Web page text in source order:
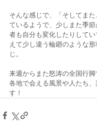
そんな感じで、「そしてま
ているようで、少しまた季
者も自分も変化したりして
えて少し違う輪廻のような
じ。
来週からまた怒涛の全国行脚
各地で会える風景や人たち、
す！